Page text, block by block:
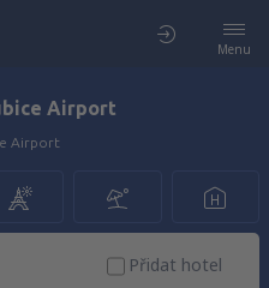
Menu
Airport
Airport
Přidat hotel